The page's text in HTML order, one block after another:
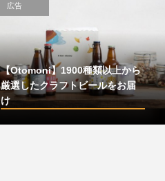
広告
【Otomoni】1900種類以上から
厳選したクラフトビールをお届
け